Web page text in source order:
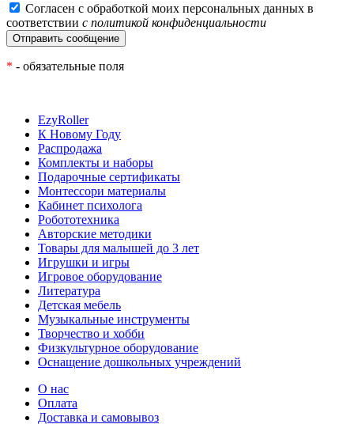
Согласен с обработкой моих персональных данных в
соответствии с политикой конфиденциальности
* - обязательные поля
EzyRoller
К Новому Году
Распродажа
Комплекты и наборы
Подарочные сертификаты
Монтессори материалы
Кабинет психолога
Робототехника
Авторские методики
Товары для малышей до 3 лет
Игрушки и игры
Игровое оборудование
Литература
Детская мебель
Музыкальные инструменты
Творчество и хобби
Физкультурное оборудование
Оснащение дошкольных учреждений
О нас
Оплата
Доставка и самовывоз